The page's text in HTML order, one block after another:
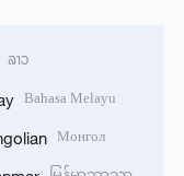
ລາວ
Bahasa Melayu
Монгол